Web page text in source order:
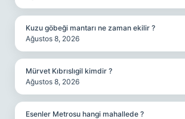
Kuzu göbeği mantarı ne zaman ekilir ?
Ağustos 8, 2026
Mürvet Kıbrıslıgil kimdir ?
Ağustos 8, 2026
Esenler Metrosu hangi mahallede ?